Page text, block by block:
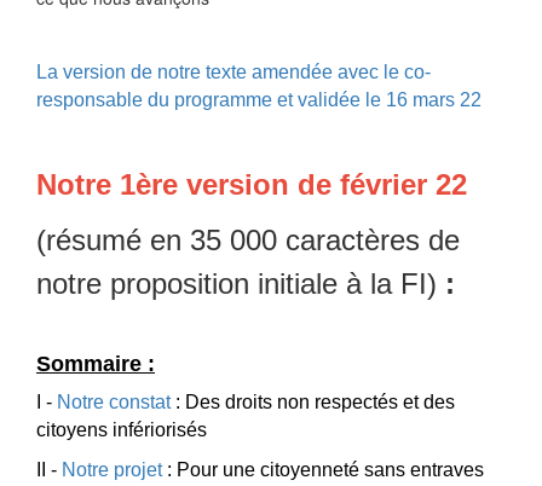
La version de notre texte amendée avec le co-
responsable du programme et validée le 16 mars 22
Notre 1ère version de février 22
(résumé en 35 000 caractères de
notre proposition initiale à la FI) :
Sommaire :
I - Notre constat : Des droits non respectés et des
citoyens infériorisés
II - Notre projet : Pour une citoyenneté sans entraves